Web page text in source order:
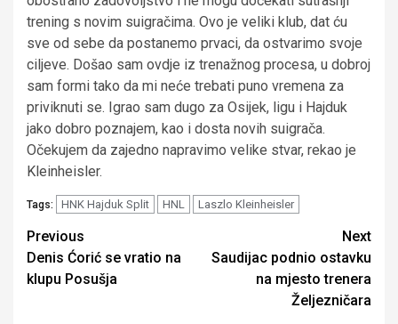
trening s novim suigračima. Ovo je veliki klub, dat ću
sve od sebe da postanemo prvaci, da ostvarimo svoje
ciljeve. Došao sam ovdje iz trenažnog procesa, u dobroj
sam formi tako da mi neće trebati puno vremena za
priviknuti se. Igrao sam dugo za Osijek, ligu i Hajduk
jako dobro poznajem, kao i dosta novih suigrača.
Očekujem da zajedno napravimo velike stvar, rekao je
Kleinheisler.
Tags: HNK Hajduk Split HNL Laszlo Kleinheisler
Continue
Reading
Previous
Denis Ćorić se vratio na
klupu Posušja
Next
Saudijac podnio ostavku
na mjesto trenera
Željezničara